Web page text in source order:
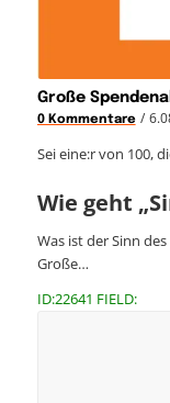
Große
0 Kommentare /
Sei eine:r von 100,
Wie geht
Was ist der Sinn
Große…
ID:22641 FIELD: